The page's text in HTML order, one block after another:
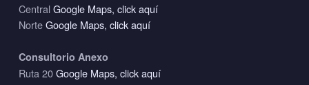
CentralGoogle Maps, click aquí
NorteGoogle Maps, click aquí
Consultorio Anexo
Ruta 20Google Maps, click aquí